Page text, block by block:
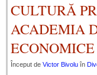
CULTURĂ
ACADEMIA
Început de Victor Bivolu în